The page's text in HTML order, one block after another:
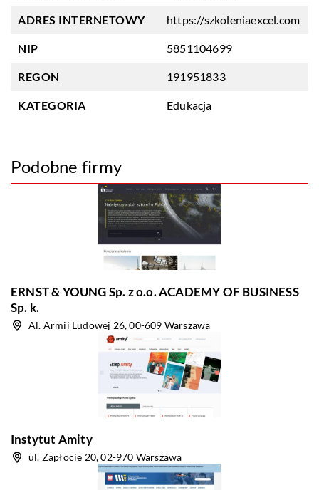
ADRES INTERNETOWY https://szkoleniaexcel.com
NIP 5851104699
REGON 191951833
KATEGORIA Edukacja
Podobne firmy
ERNST & YOUNG Sp. z o.o. ACADEMY OF BUSINESS
Sp. k.
Al. Armii Ludowej 26, 00-609 Warszawa
Instytut Amity
ul. Zapłocie 20, 02-970 Warszawa